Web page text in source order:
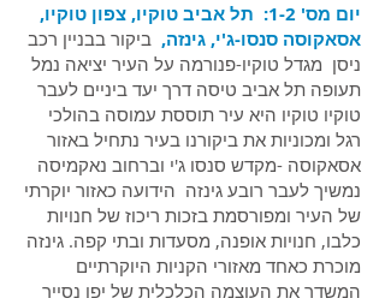
יום מס' 1-2: תל אביב טוקיו, צפון טוקיו,
אסאקוסה סנסו-ג'י, גינזה, ביקור בבניין רכב
ניסן מגדל טוקיו-פנורמה על העיר יציאה נמל
תעופה תל אביב טיסה דרך יעד ביניים לעבר
טוקיו טוקיו היא עיר תוססת עמוסה בהולכי
רגל ומכוניות את ביקורנו בעיר נתחיל באזור
אסאקוסה -מקדש סנסו ג'י וברחוב נאקמיסה
נמשיך לעבר רובע גינזה הידועה כאזור יוקרתי
של העיר ומפורסמת בזכות ריכוז של חנויות
כלבו, חנויות אופנה, מסעדות ובתי קפה. גינזה
מוכרת כאחד מאזורי הקניות היוקרתיים
המשדר את העוצמה הכלכלית של יפן נסייר